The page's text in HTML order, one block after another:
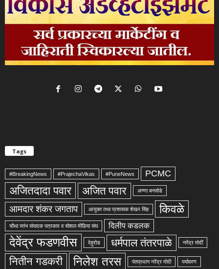
Tags
#BreakingNews #PrajechaVikas #PuneNews PCMC
अजितदादा पवार अजित पवार अण्णा बनसोडे
आमदार शंकर जगताप आयुक्त तथा प्रशासक शेखर सिंह किवळे
चौथा स्तंभ संपादक पत्रकार व सोशल मीडिया संघ दिलीप कडलक
देवेंद्र फडणवीस देहुरोड धर्मपाल तंतरपाळे नरेंद्र मोदीं
नितीन गडकरी निलेश तरस पंतप्रधान नरेंद्र मोदी पर्यावरण